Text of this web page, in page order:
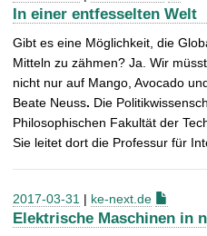
In einer entfesselten Welt
Gibt es eine Möglichkeit, die
Mitteln zu zähmen? Ja. Wir
nicht nur auf Mango, Avocado
Beate Neuss. Die
Philosophischen Fakultät der
Sie leitet dort die Professur für
2017-03-31 | ke-next.de
Elektrische Maschinen in